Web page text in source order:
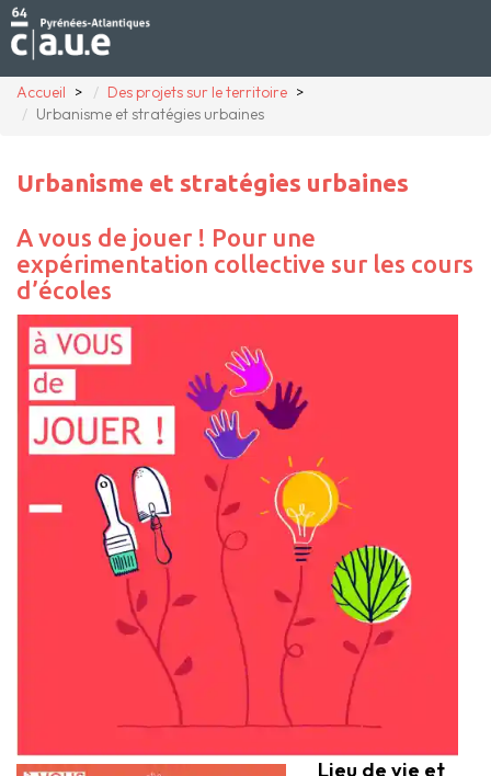
Accueil
Des projets sur le territoire
Urbanisme et stratégies urbaines
Urbanisme et stratégies urbaines
A vous de jouer ! Pour une
expérimentation collective sur les cours
d’écoles
Lieu de vie et